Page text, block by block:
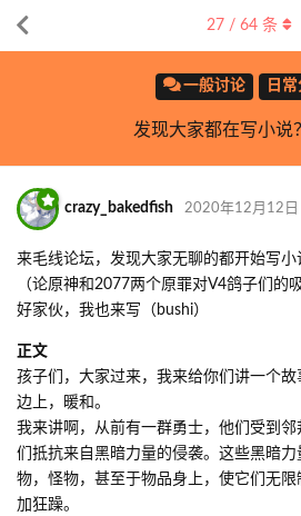
一般讨论 日
发现大家都在写小说
27 / 64条
crazy_bakedfish 2020年12月12日
来毛线论坛，发现大家无聊的都开始写小
（论原神和2077两个原罪对V4鸽子们的
好家伙，我也来写（bushi）
正文
孩子们，大家过来，我来给你们讲一个
边上，暖和。
我来讲啊，从前有一群勇士，他们受到
们抵抗来自黑暗力量的侵袭。这些黑暗
物，怪物，甚至于物品身上，使它们无
加狂躁。